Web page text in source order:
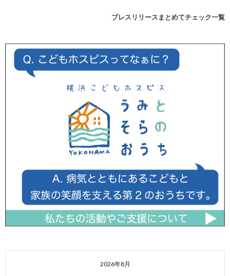
プレスリリースまとめてチェック一覧
2026年8月